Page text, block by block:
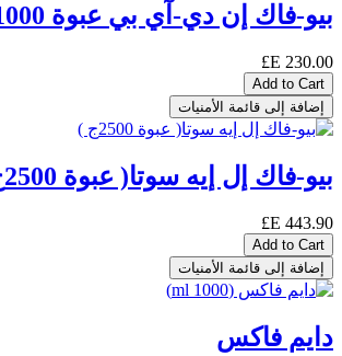
بيو-فاك إن دي-آي بي عبوة 1000ج )
230.00
Add to Cart
إضافة إلى قائمة الأمنيات
بيو-فاك إل إيه سوتا( عبوة 2500ج )
443.90
Add to Cart
إضافة إلى قائمة الأمنيات
دايم فاكس